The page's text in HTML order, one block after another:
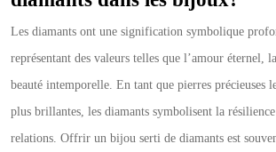
Les diamants ont une signification symbolique
représentant des valeurs telles que l’amour éternel,
beauté intemporelle. En tant que pierres précieuses
plus brillantes, les diamants symbolisent la
relations. Offrir un bijou serti de diamants est